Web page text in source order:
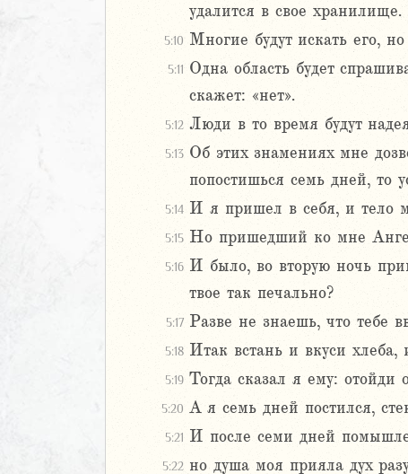
удалится в свое хранилище.
5:10 Многие будут искать его,
5:11 Одна область будет
скажет: «нет».
5:12 Люди в то время будут
5:13 Об этих знамениях мне
попостишься семь дней, то
5:14 И я пришел в себя, и тело
5:15 Но пришедший ко мне
5:16 И было, во вторую ночь
твое так печально?
5:17 Разве не знаешь, что тебе
5:18 Итак встань и вкуси хлеба,
5:19 Тогда сказал я ему:
5:20 А я семь дней постился,
5:21 И после семи дней
5:22 но душа моя прияла дух